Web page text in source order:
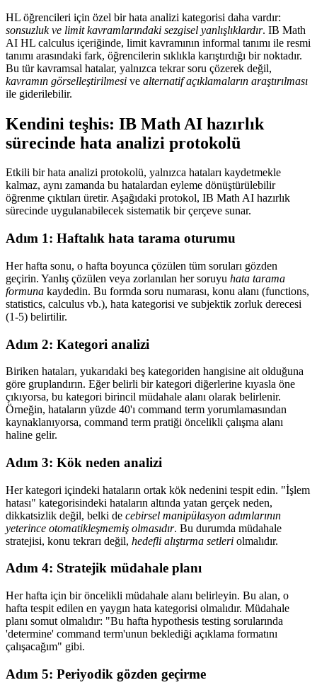
HL öğrencileri için özel bir hata analizi kategorisi daha vardır:
sonsuzluk ve limit kavramlarındaki sezgisel yanlışlıklardır. IB Math
AI HL calculus içeriğinde, limit kavramının informal tanımı ile resmi
tanımı arasındaki fark, öğrencilerin sıklıkla karıştırdığı bir noktadır.
Bu tür kavramsal hatalar, yalnızca tekrar soru çözerek değil,
kavramın görselleştirilmesi ve alternatif açıklamaların araştırılması
ile giderilebilir.
Kendini teşhis: IB Math AI hazırlık
sürecinde hata analizi protokolü
Etkili bir hata analizi protokolü, yalnızca hataları kaydetmekle
kalmaz, aynı zamanda bu hatalardan eyleme dönüştürülebilir
öğrenme çıktıları üretir. Aşağıdaki protokol, IB Math AI hazırlık
sürecinde uygulanabilecek sistematik bir çerçeve sunar.
Adım 1: Haftalık hata tarama oturumu
Her hafta sonu, o hafta boyunca çözülen tüm soruları gözden
geçirin. Yanlış çözülen veya zorlanılan her soruyu hata tarama
formuna kaydedin. Bu formda soru numarası, konu alanı (functions,
statistics, calculus vb.), hata kategorisi ve subjektik zorluk derecesi
(1-5) belirtilir.
Adım 2: Kategori analizi
Biriken hataları, yukarıdaki beş kategoriden hangisine ait olduğuna
göre gruplandırın. Eğer belirli bir kategori diğerlerine kıyasla öne
çıkıyorsa, bu kategori birincil müdahale alanı olarak belirlenir.
Örneğin, hataların yüzde 40'ı command term yorumlamasından
kaynaklanıyorsa, command term pratiği öncelikli çalışma alanı
haline gelir.
Adım 3: Kök neden analizi
Her kategori içindeki hataların ortak kök nedenini tespit edin. "İşlem
hatası" kategorisindeki hataların altında yatan gerçek neden,
dikkatsizlik değil, belki de cebirsel manipülasyon adımlarının
yeterince otomatikleşmemiş olmasıdır. Bu durumda müdahale
stratejisi, konu tekrarı değil, hedefli alıştırma setleri olmalıdır.
Adım 4: Stratejik müdahale planı
Her hafta için bir öncelikli müdahale alanı belirleyin. Bu alan, o
hafta tespit edilen en yaygın hata kategorisi olmalıdır. Müdahale
planı somut olmalıdır: "Bu hafta hypothesis testing sorularında
'determine' command term'unun beklediği açıklama formatını
çalışacağım" gibi.
Adım 5: Periyodik gözden geçirme